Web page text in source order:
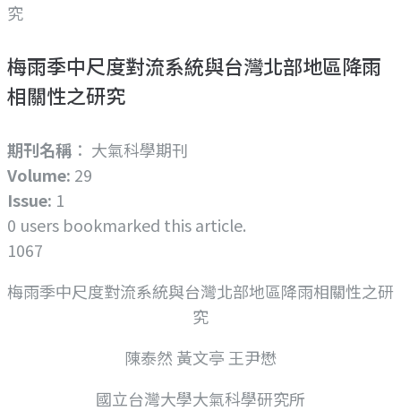
究
梅雨季中尺度對流系統與台灣北部地區降雨
相關性之研究
期刊名稱 ： 大氣科學期刊
Volume: 29
Issue: 1
0 users bookmarked this article.
1067
梅雨季中尺度對流系統與台灣北部地區降雨相關性之研
究
陳泰然 黃文亭 王尹懋
國立台灣大學大氣科學研究所